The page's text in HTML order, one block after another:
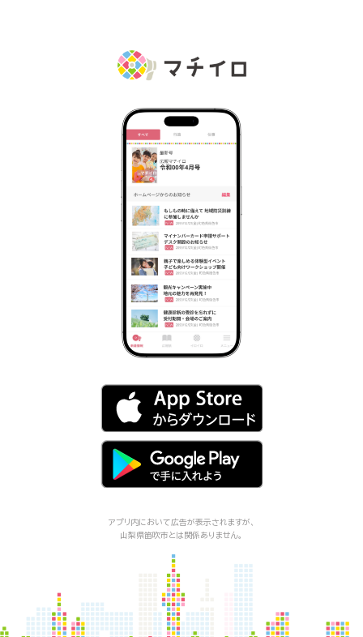
アプリ内において広告が表示されますが、
山梨県笛吹市とは関係ありません。